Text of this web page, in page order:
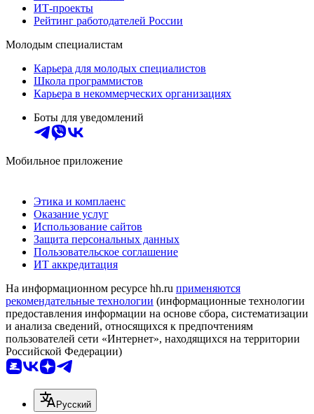
ИТ-проекты
Рейтинг работодателей России
Молодым специалистам
Карьера для молодых специалистов
Школа программистов
Карьера в некоммерческих организациях
Боты для уведомлений
Мобильное приложение
Этика и комплаенс
Оказание услуг
Использование сайтов
Защита персональных данных
Пользовательское соглашение
ИТ аккредитация
На информационном ресурсе hh.ru применяются
рекомендательные технологии (информационные технологии
предоставления информации на основе сбора, систематизации
и анализа сведений, относящихся к предпочтениям
пользователей сети «Интернет», находящихся на территории
Российской Федерации)
Русский